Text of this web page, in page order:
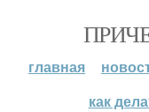
главная
как